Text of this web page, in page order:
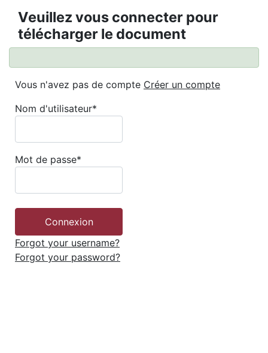
Veuillez vous connecter pour
télécharger le document
Vous n'avez pas de compte Créer un compte
Nom d'utilisateur*
Mot de passe*
Forgot your username?
Forgot your password?